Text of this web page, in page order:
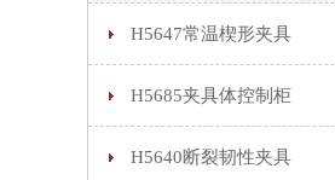
H5647常温楔形夹具
H5685夹具体控制柜
H5640断裂韧性夹具